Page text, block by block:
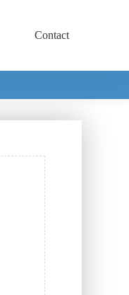
Contact